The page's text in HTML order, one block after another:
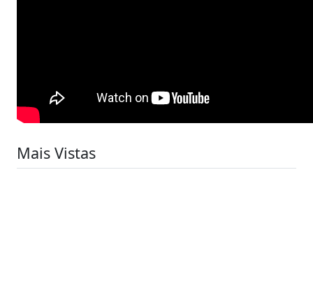
Mais Vistas